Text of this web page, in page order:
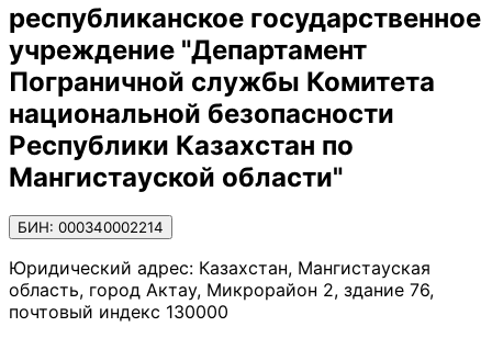
республиканское государственное
учреждение "Департамент
Пограничной службы Комитета
национальной безопасности
Республики Казахстан по
Мангистауской области"
БИН: 000340002214
Юридический адрес: Казахстан, Мангистауская
область, город Актау, Микрорайон 2, здание 76,
почтовый индекс 130000